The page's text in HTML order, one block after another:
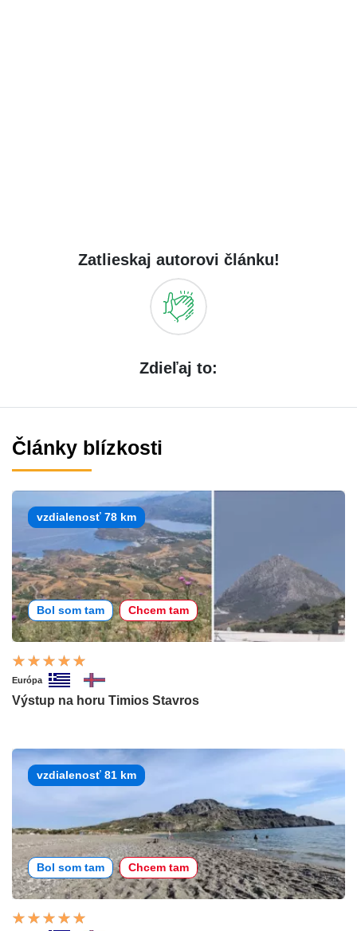
Zatlieskaj autorovi článku!
Zdieľaj to:
Články blízkosti
vzdialenosť 78 km
Bol som tam Chcem tam
Európa
Výstup na horu Timios Stavros
vzdialenosť 81 km
Bol som tam Chcem tam